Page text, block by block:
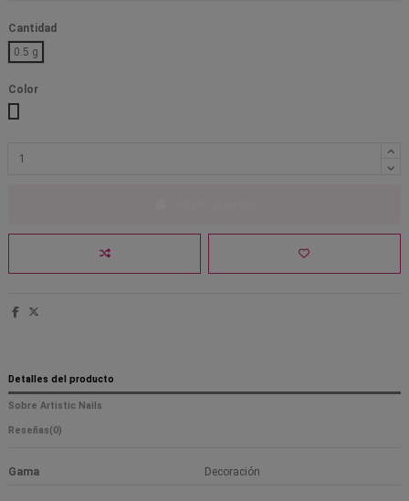
Cantidad
0.5 g
Color
Detalles del producto
Sobre Artistic Nails
Reseñas(0)
Gama Decoración